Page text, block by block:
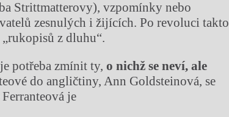
Strittmatterovy), vzpomínky nebo
zesnulých i žijících. Po revoluci takto
z dluhu“.
je potřeba zmínit ty,o nichž se neví, ale
do angličtiny, Ann Goldsteinová, se
je